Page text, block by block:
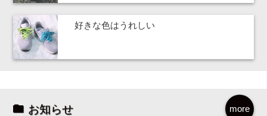
好きな色はうれしい
more
お知らせ